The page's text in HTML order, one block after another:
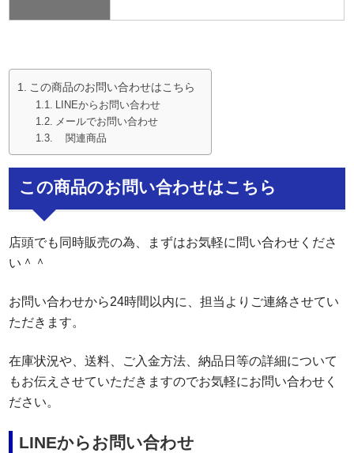
この商品のお問い合わせはこちら
LINEからお問い合わせ
メールでお問い合わせ
関連商品
この商品のお問い合わせはこちら
店頭でも同時販売の為、まずはお気軽に問い合わせくださ
い＾＾
お問い合わせから24時間以内に、担当よりご連絡させてい
ただきます。
在庫状況や、送料、ご入金方法、納品日等の詳細について
もお伝えさせていただきますのでお気軽にお問い合わせく
ださい。
LINEからお問い合わせ